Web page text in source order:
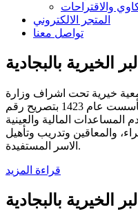
والاقتراحات
المتجر الالكتروني
تواصل معنا
الخيرية بالبجادية
خيرية تحت اشراف وزارة
الموارد البشرية والتنمية الاجتماعية تأسست عام 1423 بتصريح رقم
المساعدات المالية والعينية
والمعاقين وتدريب وتأهيل
الاسر المستفيدة.
قراءة المزيد
الخيرية بالبجادية